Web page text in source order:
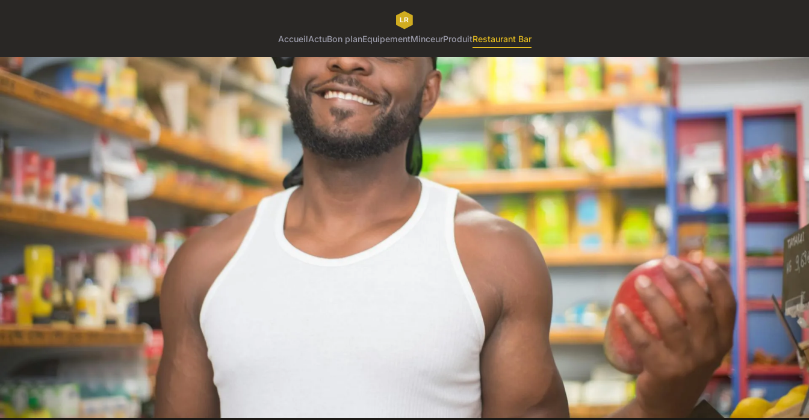
AccueilActuBon planEquipementMinceurProduitRestaurant Bar